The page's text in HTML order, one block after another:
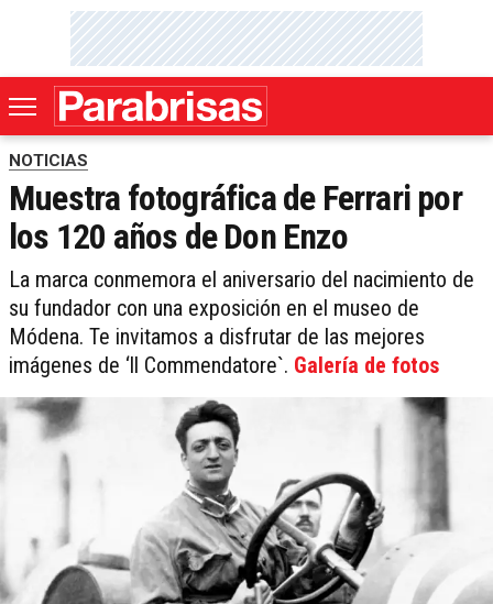
NOTICIAS
Muestra fotográfica de Ferrari por
los 120 años de Don Enzo
La marca conmemora el aniversario del nacimiento de
su fundador con una exposición en el museo de
Módena. Te invitamos a disfrutar de las mejores
imágenes de ‘ll Commendatore`. Galería de fotos